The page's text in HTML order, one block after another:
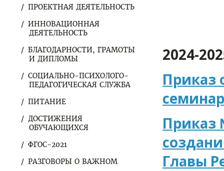
ПРОЕКТНАЯ ДЕЯТЕЛЬНОСТЬ
ИННОВАЦИОННАЯ
ДЕЯТЕЛЬНОСТЬ
БЛАГОДАРНОСТИ, ГРАМОТЫ
И ДИПЛОМЫ
СОЦИАЛЬНО-ПСИХОЛОГО-
ПЕДАГОГИЧЕСКАЯ СЛУЖБА
ПИТАНИЕ
ДОСТИЖЕНИЯ
ОБУЧАЮЩИХСЯ
ФГОС-2021
РАЗГОВОРЫ О ВАЖНОМ
2024-
Приказ
Приказ
Главы